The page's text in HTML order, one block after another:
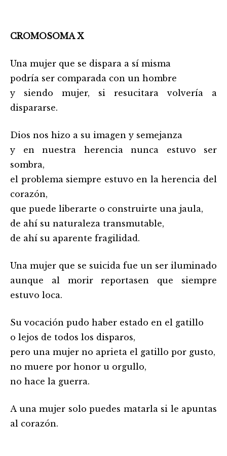
CROMOSOMA X
Una mujer que se dispara a sí misma
podría ser comparada con un hombre
y siendo mujer, si resucitara volvería a
dispararse.
Dios nos hizo a su imagen y semejanza
y en nuestra herencia nunca estuvo ser
sombra,
el problema siempre estuvo en la herencia del
corazón,
que puede liberarte o construirte una jaula,
de ahí su naturaleza transmutable,
de ahí su aparente fragilidad.
Una mujer que se suicida fue un ser iluminado
aunque al morir reportasen que siempre
estuvo loca.
Su vocación pudo haber estado en el gatillo
o lejos de todos los disparos,
pero una mujer no aprieta el gatillo por gusto,
no muere por honor u orgullo,
no hace la guerra.
A una mujer solo puedes matarla si le apuntas
al corazón.